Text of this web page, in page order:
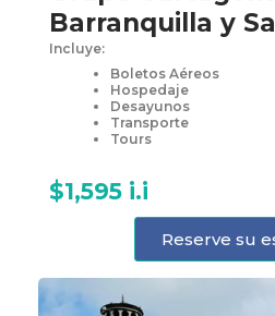
Barranquilla y
Incluye:
Boletos Aéreos
Hospedaje
Desayunos
Transporte
Tours
$1,595 i.i
Reserve su